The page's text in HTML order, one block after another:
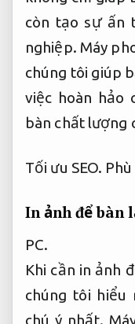
còn tạo sự ấn
nghiệp. Máy
chúng tôi giúp
việc hoàn hảo
bàn chất lượng
Tối ưu SEO.
In ảnh để bàn
PC.
Khi cần in ảnh
chúng tôi hiểu
chú ý nhất.